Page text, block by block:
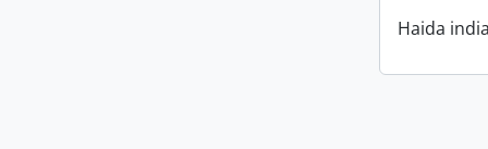
Haida